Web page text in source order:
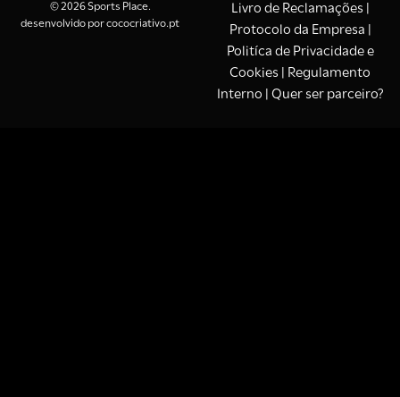
© 2026 Sports Place.
desenvolvido porcococriativo.pt
Livro de Reclamações
Protocolo da Empresa
Politíca de Privacidade e
Cookies | Regulamento
Interno | Quer ser parceiro?